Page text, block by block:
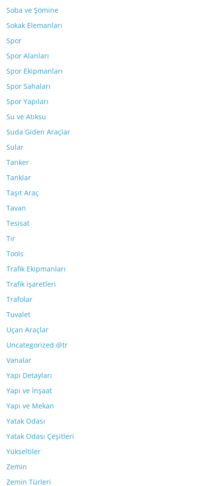
Soba ve Şömine
Sokak Elemanları
Spor
Spor Alanları
Spor Ekipmanları
Spor Sahaları
Spor Yapıları
Su ve Atıksu
Suda Giden Araçlar
Sular
Tanker
Tanklar
Taşıt Araç
Tavan
Tesisat
Tır
Tools
Trafik Ekipmanları
Trafik işaretleri
Trafolar
Tuvalet
Uçan Araçlar
Uncategorized @tr
Vanalar
Yapı Detayları
Yapı ve İnşaat
Yapı ve Mekan
Yatak Odası
Yatak Odası Çeşitleri
Yükseltiler
Zemin
Zemin Türleri